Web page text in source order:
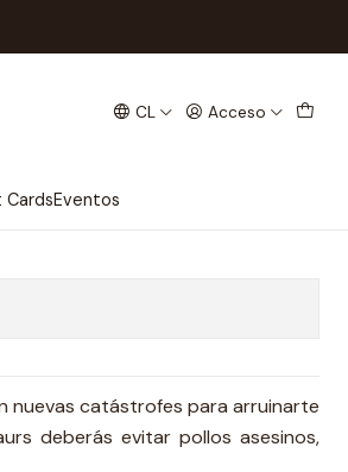
CL Acceso
CardsEventos
para 5-6 -
nuevas catástrofes para arruinarte
deberás evitar pollos asesinos,